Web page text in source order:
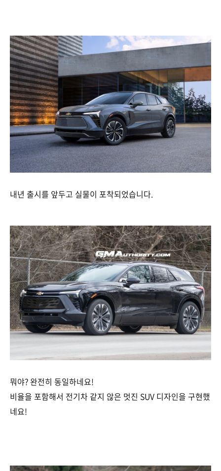
내년 출시를 앞두고 실물이 포착되었습니다.
뭐야? 완전히 동일하네요!
비율을 포함해서 전기차 같지 않은 멋진 SUV 디자인을 구현했
네요!